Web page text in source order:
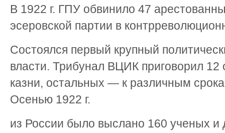
В 1922 г. ГПУ обвинило 47
эсеровской партии в
Состоялся первый крупный
власти. Трибунал ВЦИК приговорил
казни, остальных — к различным
Осенью 1922 г.
из России было выслано 160 ученых и